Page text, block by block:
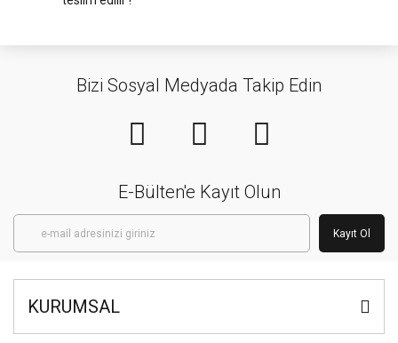
Bizi Sosyal Medyada Takip Edin
E-Bülten'e Kayıt Olun
Kayıt Ol
KURUMSAL